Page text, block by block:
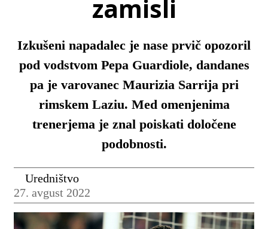
zamisli
Izkušeni napadalec je nase prvič opozoril
pod vodstvom Pepa Guardiole, dandanes
pa je varovanec Maurizia Sarrija pri
rimskem Laziu. Med omenjenima
trenerjema je znal poiskati določene
podobnosti.
Uredništvo
27. avgust 2022